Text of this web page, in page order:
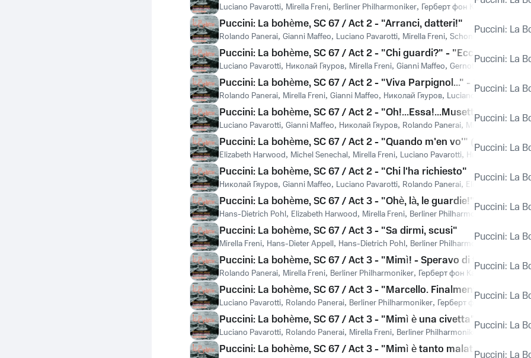
Luciano Pavarotti, Mirella Freni, Berliner Philharmoniker, Герберт фон Караян ,
Puccini: La bohème, SC 67 / Act 2 - "Arranci, datteri!"
Rolando Panerai, Gianni Maffeo, Luciano Pavarotti, Mirella Freni, SchonbergerPuccini: La
Puccini: La bohème, SC 67 / Act 2 - "Chi guardi?" - "Ecco i giocattoli
Luciano Pavarotti, Николай Гяуров, Mirella Freni, Gianni Maffeo, Gernot Pietsch ,
Puccini: La
Puccini: La bohème, SC 67 / Act 2 - "Viva Parpignol..." - "Una
Rolando Panerai, Mirella Freni, Gianni Maffeo, Николай Гяуров, Luciano Pavarotti ,
Puccini: La
Puccini: La bohème, SC 67 / Act 2 - "Oh!...Essa!...Musetta!"
Luciano Pavarotti, Gianni Maffeo, Николай Гяуров, Rolando Panerai, Michel Senechal ,
Puccini: La
Puccini: La bohème, SC 67 / Act 2 - "Quando m'en vo'" (Musetta's
Elizabeth Harwood, Michel Senechal, Mirella Freni, Luciano Pavarotti, Николай Гяуров ,
Puccini: La
Puccini: La bohème, SC 67 / Act 2 - "Chi l'ha richiesto"
Николай Гяуров, Gianni Maffeo, Luciano Pavarotti, Rolando Panerai, Elizabeth Harwood
Puccini: La
Puccini: La bohème, SC 67 / Act 3 - "Ohè, là, le guardie!" - "Aprite!"
Hans-Dietrich Pohl, Elizabeth Harwood, Mirella Freni, Berliner Philharmoniker ,
Puccini: La
Puccini: La bohème, SC 67 / Act 3 - "Sa dirmi, scusi"
Mirella Freni, Hans-Dieter Appell, Hans-Dietrich Pohl, Berliner Philharmoniker ,
Puccini: La
Puccini: La bohème, SC 67 / Act 3 - "Mimì! - Speravo di trovarvi qui"
Rolando Panerai, Mirella Freni, Berliner Philharmoniker, Герберт фон Караян ,
Puccini: La
Puccini: La bohème, SC 67 / Act 3 - "Marcello. Finalmente!"
Luciano Pavarotti, Rolando Panerai, Berliner Philharmoniker, Герберт фон Караян ,
Puccini: La
Puccini: La bohème, SC 67 / Act 3 - "Mimì è una civetta"
Luciano Pavarotti, Rolando Panerai, Mirella Freni, Berliner Philharmoniker ,
Puccini: La
Puccini: La bohème, SC 67 / Act 3 - "Mimì è tanto malata!"Puccini: La